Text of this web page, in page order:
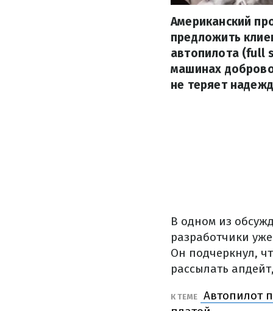
Американский
предложить
автопилота (full
машинах
не теряет
В одном из
разработчики
Он подчеркнул,
рассылать
К ТЕМЕ
Автопилот